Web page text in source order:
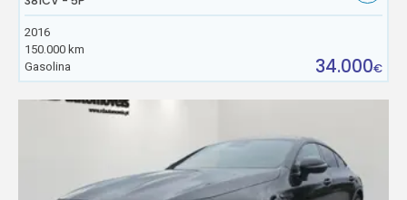
2016
150.000 km
Gasolina
34.000€